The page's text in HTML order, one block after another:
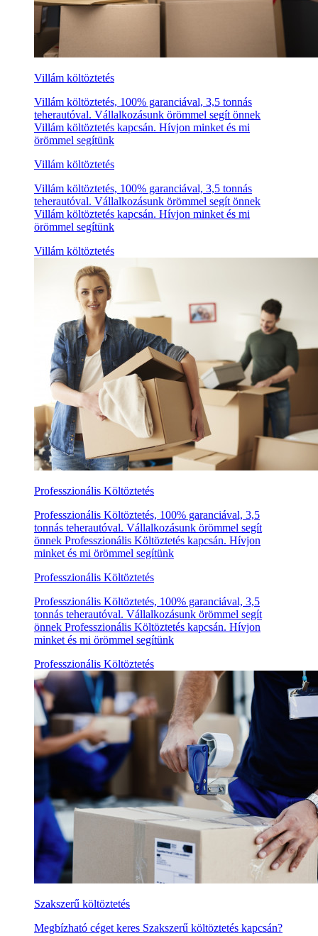
Villám költöztetés
Villám költöztetés, 100% garanciával, 3,5 tonnás
teherautóval. Vállalkozásunk örömmel segít önnek
Villám költöztetés kapcsán. Hívjon minket és mi
örömmel segítünk
Villám költöztetés
Villám költöztetés, 100% garanciával, 3,5 tonnás
teherautóval. Vállalkozásunk örömmel segít önnek
Villám költöztetés kapcsán. Hívjon minket és mi
örömmel segítünk
Villám költöztetés
Professzionális Költöztetés
Professzionális Költöztetés, 100% garanciával, 3,5
tonnás teherautóval. Vállalkozásunk örömmel segít
önnek Professzionális Költöztetés kapcsán. Hívjon
minket és mi örömmel segítünk
Professzionális Költöztetés
Professzionális Költöztetés, 100% garanciával, 3,5
tonnás teherautóval. Vállalkozásunk örömmel segít
önnek Professzionális Költöztetés kapcsán. Hívjon
minket és mi örömmel segítünk
Professzionális Költöztetés
Szakszerű költöztetés
Megbízható céget keres Szakszerű költöztetés kapcsán?